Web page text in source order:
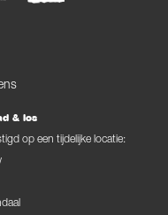
& los
op een tijdelijke locatie: